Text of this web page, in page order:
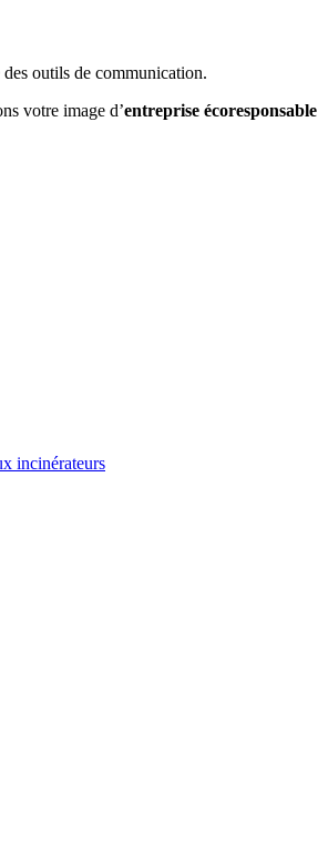
outils de communication.
votre image d’entreprise écoresponsable
incinérateurs